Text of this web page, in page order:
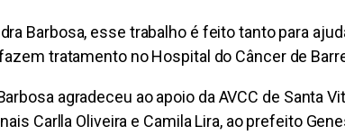
Barbosa, esse trabalho é feito tanto para
tratamento no Hospital do Câncer de
agradeceu ao apoio da AVCC de Santa
Carlla Oliveira e Camila Lira, ao prefeito